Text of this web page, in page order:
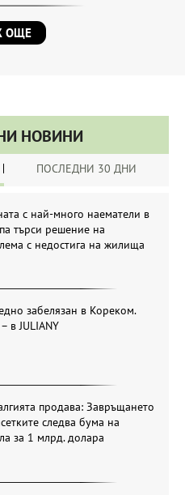
ОЩЕ
НОВИНИ
ПОСЛЕДНИ 30 ДНИ
с най-много наематели в
търси решение на
с недостига на жилища
забелязан в Кореком.
в JULIANY
продава: Завръщането
следва бума на
за 1 млрд. долара